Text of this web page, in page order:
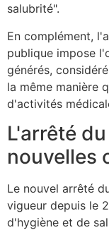
salubrité".
En complément,
publique impose
générés,
la même manière
d'activités
L'arrêté
nouvelles
Le nouvel arrêté
vigueur depuis le
d'hygiène et de